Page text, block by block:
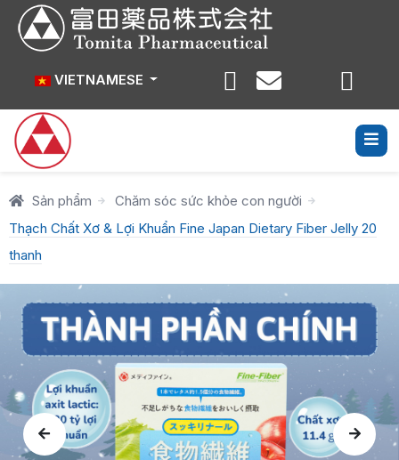
VIETNAMESE
Sản phẩm
Chăm sóc sức khỏe con người
Thạch Chất Xơ & Lợi Khuẩn Fine Japan Dietary Fiber Jelly 20
thanh